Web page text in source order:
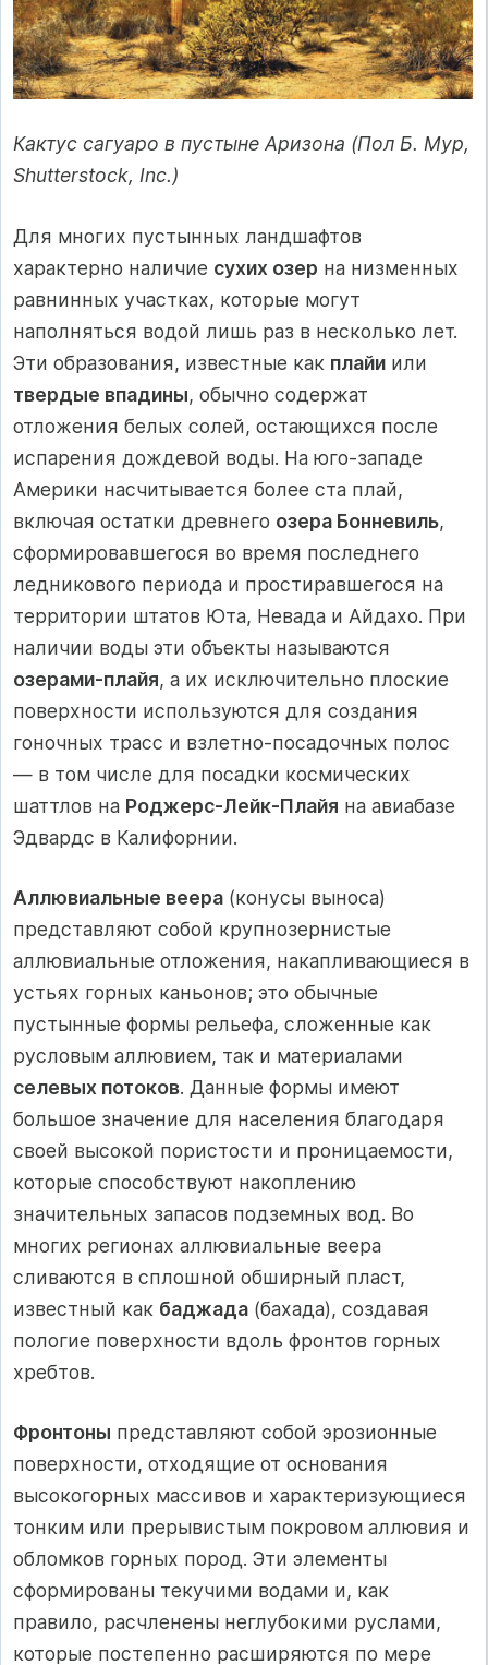
Кактус сагуаро в пустыне Аризона (Пол Б. Мур,
Shutterstock, Inc.)
Для многих пустынных ландшафтов
характерно наличие сухих озер на низменных
равнинных участках, которые могут
наполняться водой лишь раз в несколько лет.
Эти образования, известные как плайи или
твердые впадины, обычно содержат
отложения белых солей, остающихся после
испарения дождевой воды. На юго-западе
Америки насчитывается более ста плай,
включая остатки древнего озера Бонневиль,
сформировавшегося во время последнего
ледникового периода и простиравшегося на
территории штатов Юта, Невада и Айдахо. При
наличии воды эти объекты называются
озерами-плайя, а их исключительно плоские
поверхности используются для создания
гоночных трасс и взлетно-посадочных полос
— в том числе для посадки космических
шаттлов на Роджерс-Лейк-Плайя на авиабазе
Эдвардс в Калифорнии.
Аллювиальные веера (конусы выноса)
представляют собой крупнозернистые
аллювиальные отложения, накапливающиеся в
устьях горных каньонов; это обычные
пустынные формы рельефа, сложенные как
русловым аллювием, так и материалами
селевых потоков. Данные формы имеют
большое значение для населения благодаря
своей высокой пористости и проницаемости,
которые способствуют накоплению
значительных запасов подземных вод. Во
многих регионах аллювиальные веера
сливаются в сплошной обширный пласт,
известный как баджада (бахада), создавая
пологие поверхности вдоль фронтов горных
хребтов.
Фронтоны представляют собой эрозионные
поверхности, отходящие от основания
высокогорных массивов и характеризующиеся
тонким или прерывистым покровом аллювия и
обломков горных пород. Эти элементы
сформированы текучими водами и, как
правило, расчленены неглубокими руслами,
которые постепенно расширяются по мере